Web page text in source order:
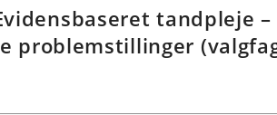
tandpleje
problemstillinger